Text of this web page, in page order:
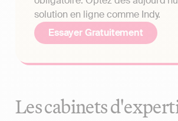
solution en ligne comme Indy.
Essayer Gratuitement
Les cabinets